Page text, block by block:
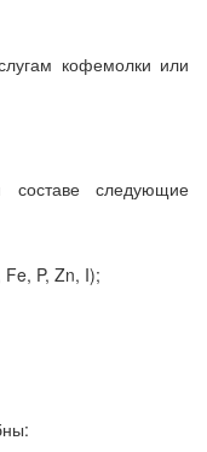
кофемолки или
следующие
P, Zn, I);